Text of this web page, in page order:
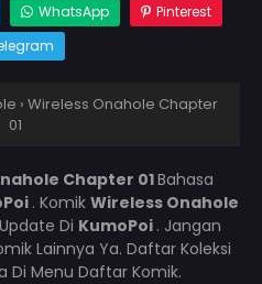
WhatsApp
Pinterest
› Wireless Onahole Chapter
01
Chapter 01Bahasa
. Komik Wireless Onahole
Di KumoPoi . Jangan
Lainnya Ya. Daftar Koleksi
Di Menu Daftar Komik.